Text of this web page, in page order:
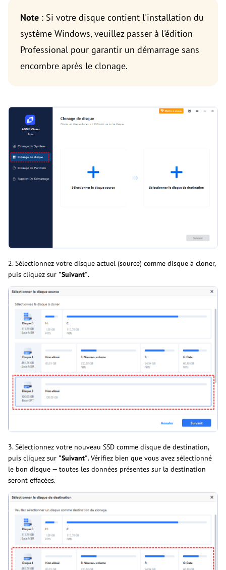
Note : Si votre disque contient l'installation du
système Windows, veuillez passer à l'édition
Professional pour garantir un démarrage sans
encombre après le clonage.
2. Sélectionnez votre disque actuel (source) comme disque à cloner,
puis cliquez sur "Suivant".
3. Sélectionnez votre nouveau SSD comme disque de destination,
puis cliquez sur "Suivant". Vérifiez bien que vous avez sélectionné
le bon disque — toutes les données présentes sur la destination
seront effacées.